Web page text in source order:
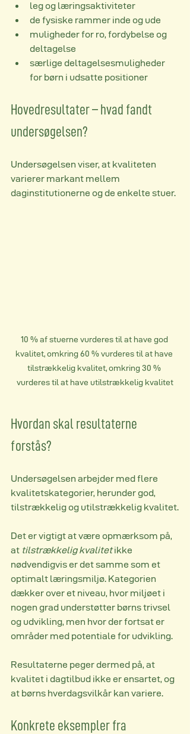
leg og læringsaktiviteter
de fysiske rammer inde og ude
muligheder for ro, fordybelse og
deltagelse
særlige deltagelsesmuligheder
for børn i udsatte positioner
Hovedresultater – hvad fandt
undersøgelsen?
Undersøgelsen viser, at kvaliteten
varierer markant mellem
daginstitutionerne og de enkelte stuer.
10 % af stuerne vurderes til at have god
kvalitet, omkring 60 % vurderes til at have
tilstrækkelig kvalitet, omkring 30 %
vurderes til at have utilstrækkelig kvalitet
Hvordan skal resultaterne
forstås?
Undersøgelsen arbejder med flere
kvalitetskategorier, herunder god,
tilstrækkelig og utilstrækkelig kvalitet.
Det er vigtigt at være opmærksom på,
at tilstrækkelig kvalitet ikke
nødvendigvis er det samme som et
optimalt læringsmiljø. Kategorien
dækker over et niveau, hvor miljøet i
nogen grad understøtter børns trivsel
og udvikling, men hvor der fortsat er
områder med potentiale for udvikling.
Resultaterne peger dermed på, at
kvalitet i dagtilbud ikke er ensartet, og
at børns hverdagsvilkår kan variere.
Konkrete eksempler fra